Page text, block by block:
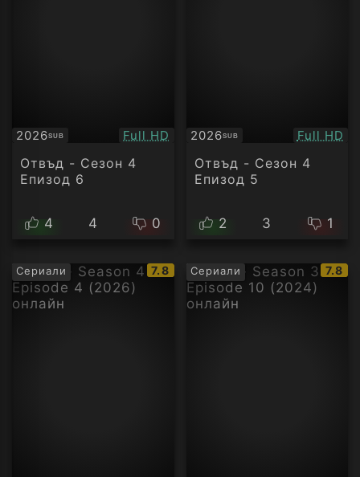
2026SUB
Субтитри Качество:
Full HD
Отвъд - Сезон 4
Епизод 6
4 4 0
2026SUB
Субтитри Full HD
Отвъд - Сезон 4
Епизод 5
2 3 1
Сериали
IMDb
рейтинг:
7.8 Сериали
IMDb
7.8